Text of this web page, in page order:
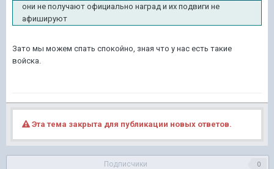
они не получают официально наград и их подвиги не
афишируют
Зато мы можем спать спокойно, зная что у нас есть такие
войска.
Эта тема закрыта для публикации новых ответов.
Подписчики 0